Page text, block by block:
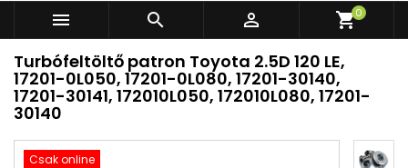
   shopping_cart0
Turbófeltöltő patron Toyota 2.5D 120 LE,
17201-0L050, 17201-0L080, 17201-30140,
17201-30141, 172010L050, 172010L080, 17201-
30140
Csak online